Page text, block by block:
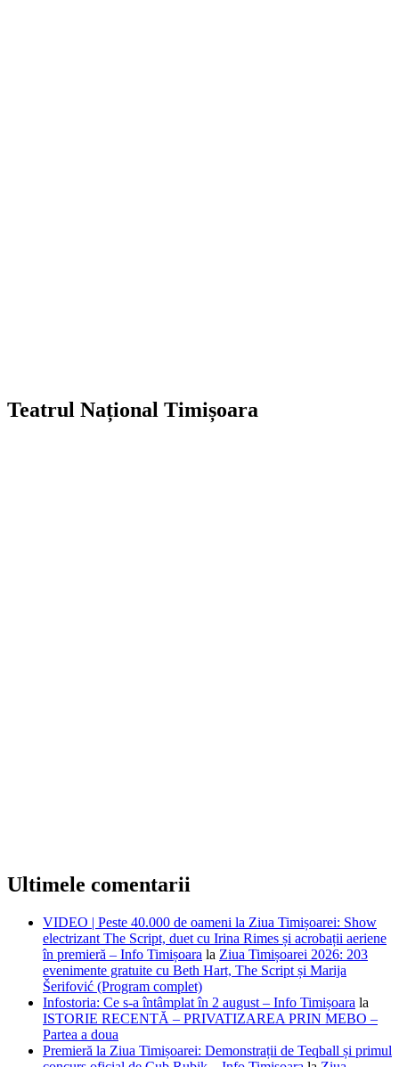
Teatrul Național Timișoara
Ultimele comentarii
VIDEO | Peste 40.000 de oameni la Ziua Timișoarei: Show
electrizant The Script, duet cu Irina Rimes și acrobații aeriene
în premieră – Info Timișoara la Ziua Timișoarei 2026: 203
evenimente gratuite cu Beth Hart, The Script și Marija
Šerifović (Program complet)
Infostoria: Ce s-a întâmplat în 2 august – Info Timișoara la
ISTORIE RECENTĂ – PRIVATIZAREA PRIN MEBO –
Partea a doua
Premieră la Ziua Timișoarei: Demonstrații de Teqball și primul